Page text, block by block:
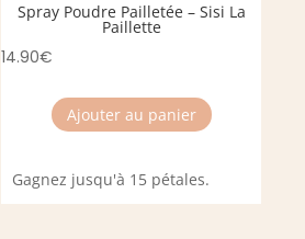
Spray Poudre Pailletée – Sisi La
Paillette
14.90€
Ajouter au panier
Gagnez jusqu'à 15 pétales.